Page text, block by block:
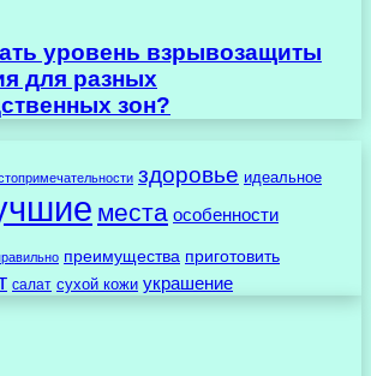
уровень взрывозащиты
для разных
зон?
здоровье идеальное
места особенности
преимущества приготовить
салат сухой кожи украшение